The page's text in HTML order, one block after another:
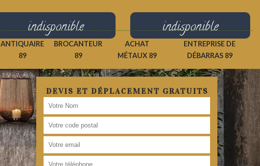
indisponible indisponible
ANTIQUAIRE
89
BROCANTEUR
89
ACHAT
MÉTAUX 89
ENTREPRISE DE
DÉBARRAS 89
DEVIS ET DÉPLACEMENT GRATUITS